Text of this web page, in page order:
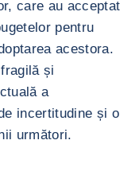
care au acceptat
pentru
acestora.
și
a
incertitudine și o
următori.